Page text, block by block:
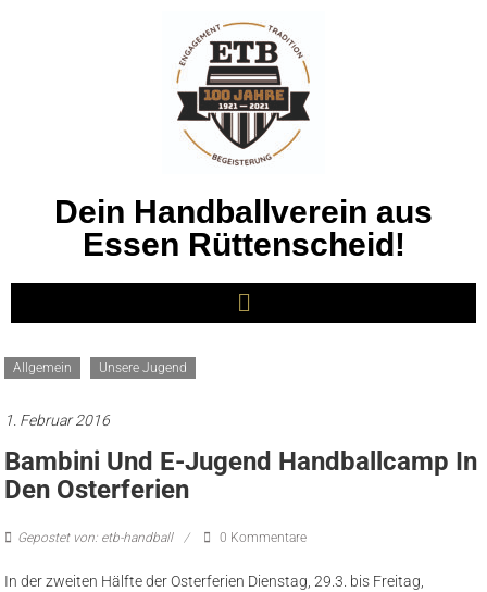
Dein Handballverein aus
Essen Rüttenscheid!
Allgemein Unsere Jugend
1. Februar 2016
Bambini Und E-Jugend Handballcamp In
Den Osterferien
Gepostet von: etb-handball 0 Kommentare
In der zweiten Hälfte der Osterferien Dienstag, 29.3. bis Freitag,